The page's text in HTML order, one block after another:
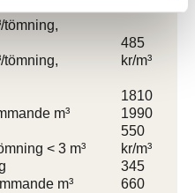
tömning,
tömning,
m³
< 3 m³
m³
485
kr/m³
1810
1990
550
kr/m³
345
660